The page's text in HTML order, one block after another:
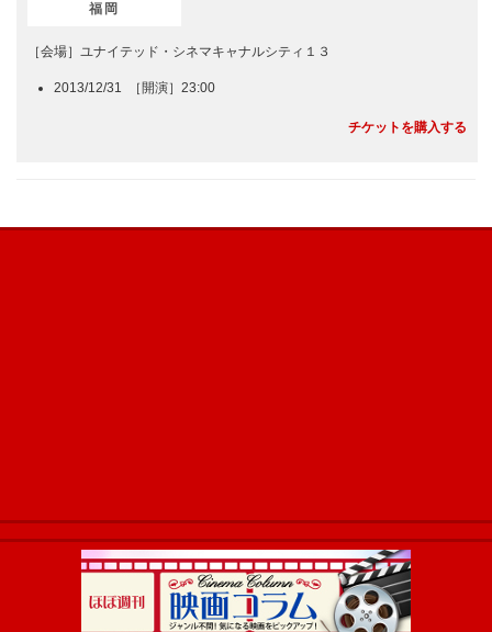
福岡
［会場］ユナイテッド・シネマキャナルシティ１３
2013/12/31 ［開演］23:00
チケットを購入する